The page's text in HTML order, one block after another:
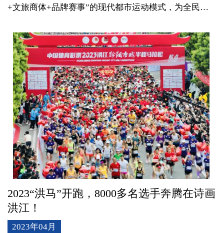
+文旅商体+品牌赛事”的现代都市运动模式，为全民呈
标建设与体育运动有机结合，促进城市经济、文体和旅
游产业和谐互动、共同发展。
2023“洪马”开跑，8000多名选手奔腾在诗画
洪江！
2023年04月